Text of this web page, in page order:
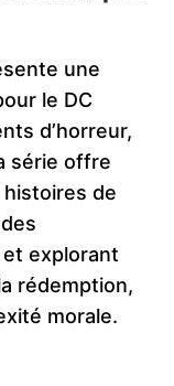
une
le DC
d’horreur,
série offre
de
explorant
rédemption,
morale.